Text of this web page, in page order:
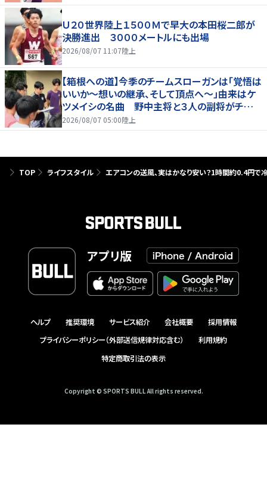
Ｕ２０世界陸上１５００Ｍで早大の本田桜二郎が
決勝進出 ３０００メートルにも出場
2026/08/07 11:07陸上
【箱根への道】今季のチームスローガンは「覚悟は
いいか～想いの継承、そして頂点へ～」由来はケ
ツメイシの名曲 野中主将と３人の副将がチーム
を引っ張る…夏合宿特集第１弾、国学院大
2026/08/07 05:00陸上
TOP ライフスタイル エアコンの送風、実はかなり安い？1時間約0.4円で
アプリ版
ヘルプ 推奨環境 サービス紹介 会社概要
採用情報
プライバシーポリシー（外部送信規律対応含む）
利用規約
特定商取引法の表示
Copyright © SPORTS BULL All rights reserved.